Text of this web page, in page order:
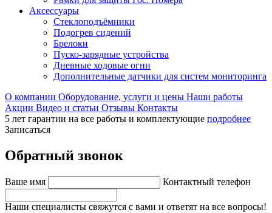
Аксессуары
Стеклоподъёмники
Подогрев сидений
Брелоки
Пуско-зарядные устройства
Дневные ходовые огни
Дополнительные датчики для систем мониторинга
О компании Оборудование, услуги и цены Наши работы
Акции Видео и статьи Отзывы Контакты
5 лет гарантии на все работы и комплектующие подробнее
Записаться
Обратный звонок
Ваше имя Контактный телефон
Наши специалисты свяжутся с вами и ответят на все вопросы!